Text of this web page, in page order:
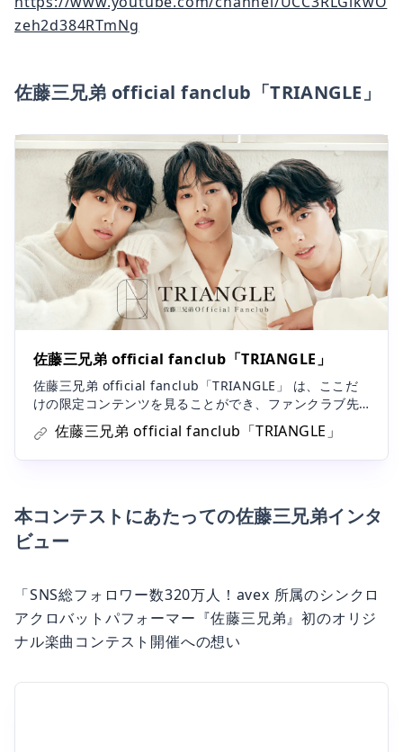
zeh2d384RTmNg
佐藤三兄弟 official fanclub「TRIANGLE」
佐藤三兄弟 official fanclub「TRIANGLE」 は、ここだ
けの限定コンテンツを見ることができ、ファンクラブ先
行などにも応募できるファンクラブサービスです。
佐藤三兄弟 official fanclub「TRIANGLE」
本コンテストにあたっての佐藤三兄弟インタ
ビュー
アクロバットパフォーマー『佐藤三兄弟』初のオリジ
ナル楽曲コンテスト開催への想い